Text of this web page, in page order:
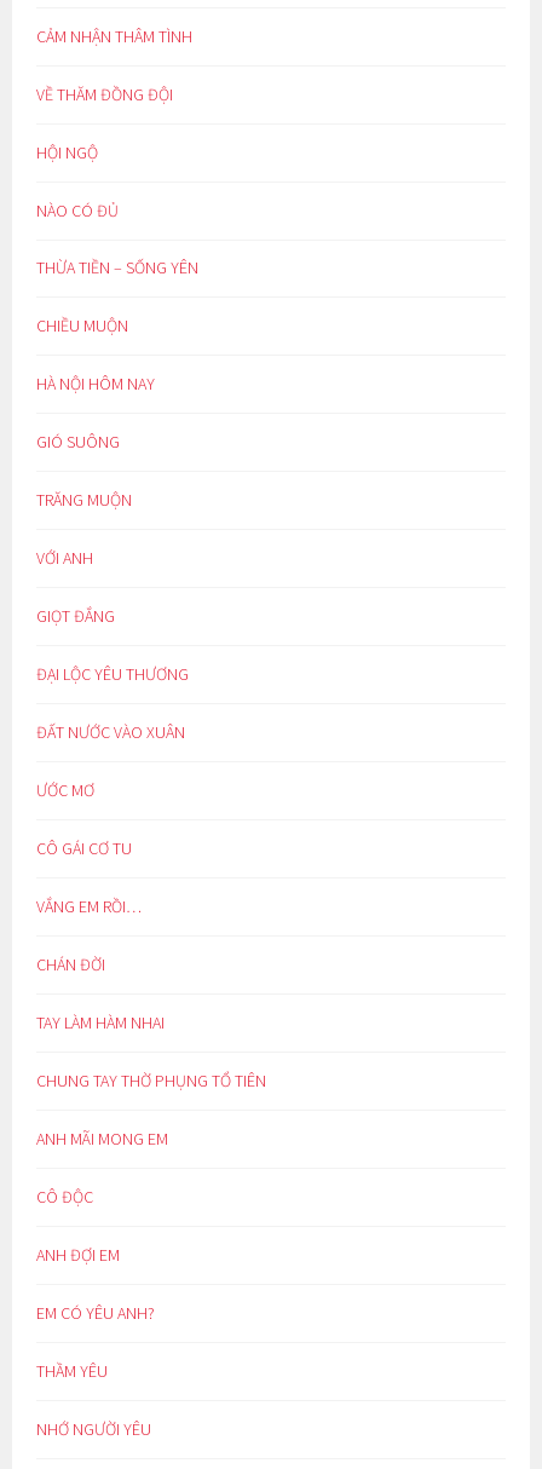
CẢM NHẬN THÂM TÌNH
VỀ THĂM ĐỒNG ĐỘI
HỘI NGỘ
NÀO CÓ ĐỦ
THỪA TIỀN – SỐNG YÊN
CHIỀU MUỘN
HÀ NỘI HÔM NAY
GIÓ SUÔNG
TRĂNG MUỘN
VỚI ANH
GIỌT ĐẮNG
ĐẠI LỘC YÊU THƯƠNG
ĐẤT NƯỚC VÀO XUÂN
ƯỚC MƠ
CÔ GÁI CƠ TU
VẮNG EM RỒI…
CHÁN ĐỜI
TAY LÀM HÀM NHAI
CHUNG TAY THỜ PHỤNG TỔ TIÊN
ANH MÃI MONG EM
CÔ ĐỘC
ANH ĐỢI EM
EM CÓ YÊU ANH?
THẦM YÊU
NHỚ NGƯỜI YÊU